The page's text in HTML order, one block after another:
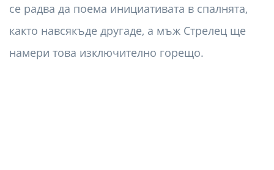
се радва да поема инициативата в спалнята,
както навсякъде другаде, а мъж Стрелец ще
намери това изключително горещо.